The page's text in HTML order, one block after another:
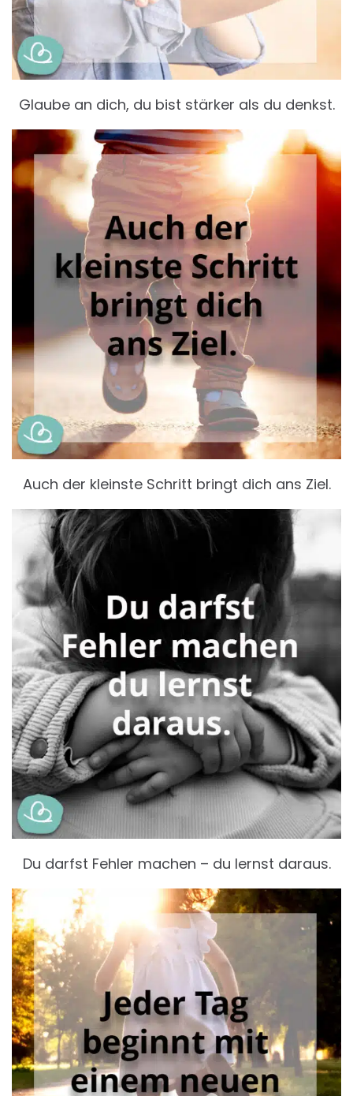
Glaube an dich, du bist stärker als du denkst.
Auch der kleinste Schritt bringt dich ans Ziel.
Du darfst Fehler machen – du lernst daraus.